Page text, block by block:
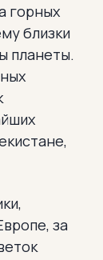
горных
близки
планеты.
за